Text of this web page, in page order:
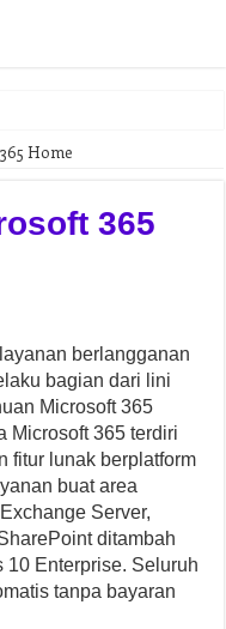
Home
365
berlangganan
bagian dari lini
Microsoft 365
Microsoft 365 terdiri
fitur lunak berplatform
buat area
Server,
ditambah
Enterprise. Seluruh
tanpa bayaran